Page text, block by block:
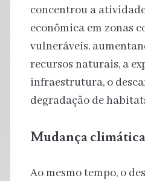
concentrou a
econômica em zonas
vulneráveis,
recursos naturais, a
infraestrutura, o
degradação de
Mudança
Ao mesmo tempo, o